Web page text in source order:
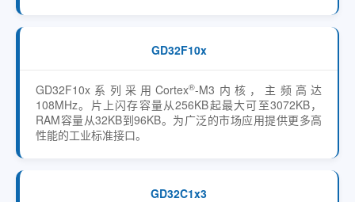
GD32F10x
GD32F10x系列采用Cortex®-M3内核，主频高达
108MHz。片上闪存容量从256KB起最大可至3072KB，
RAM容量从32KB到96KB。为广泛的市场应用提供更多高
性能的工业标准接口。
GD32C1x3